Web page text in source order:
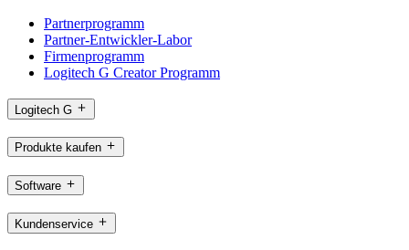
Partnerprogramm
Partner-Entwickler-Labor
Firmenprogramm
Logitech G Creator Programm
Logitech G
Produkte kaufen
Software
Kundenservice